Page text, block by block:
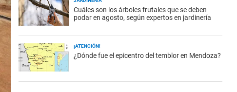
Cuáles son los árboles frutales que se deben
podar en agosto, según expertos en jardinería
¡ATENCIÓN!
¿Dónde fue el epicentro del temblor en Mendoza?